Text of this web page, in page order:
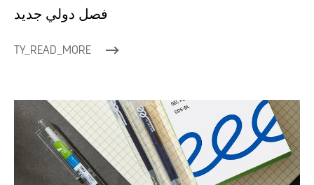
فصل دولي جديد
TY_READ_MORE